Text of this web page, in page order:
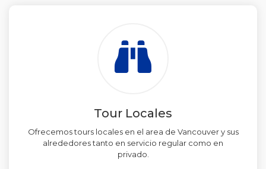
Tour Locales
Ofrecemos tours locales en el area de Vancouver y sus
alrededores tanto en servicio regular como en
privado.